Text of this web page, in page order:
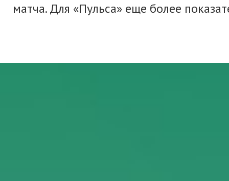
матча. Для «Пульса» еще более